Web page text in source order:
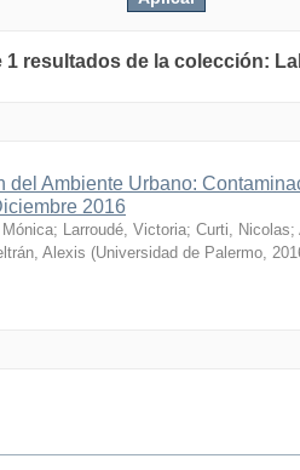
1 resultados de la colección:
del Ambiente Urbano:
2016
; Larroudé, Victoria; Curti, Nicolas;
Alexis (Universidad de Palermo,